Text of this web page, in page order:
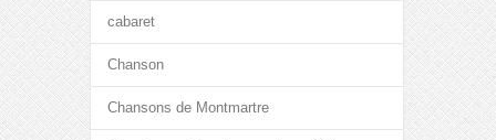
cabaret
Chanson
Chansons de Montmartre